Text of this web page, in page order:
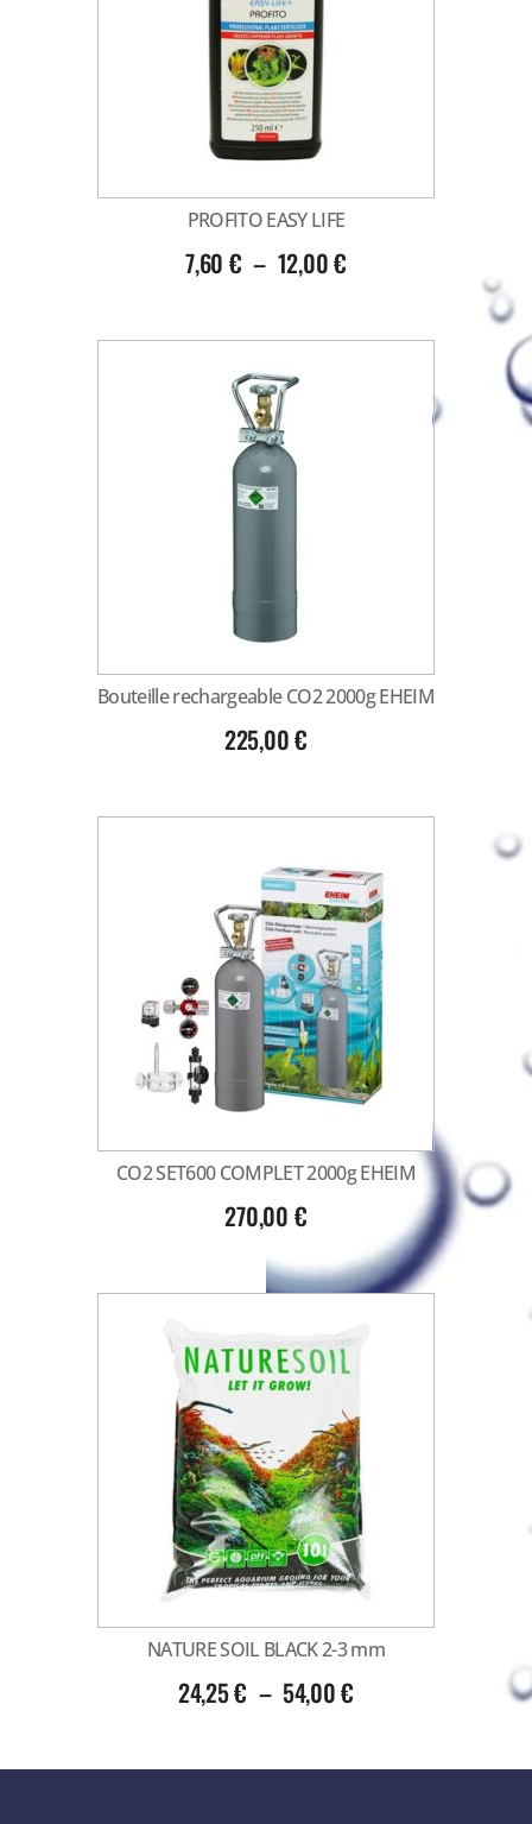
PROFITO EASY LIFE
7,60 € – 12,00€
Bouteille rechargeable CO2 2000g EHEIM
225,00€
CO2 SET600 COMPLET 2000g EHEIM
270,00 €
NATURE SOIL BLACK 2-3 mm
24,25€ – 54,00€